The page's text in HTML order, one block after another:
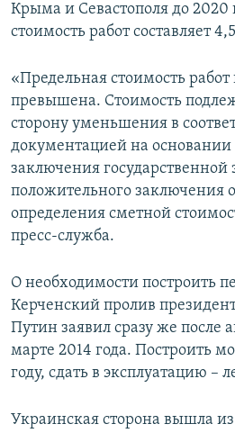
Крыма и Севастополя до 2020
стоимость работ составляет
«Предельная стоимость
превышена. Стоимость
сторону уменьшения в
документацией на основании
заключения государственной
положительного заключения
определения сметной
пресс-служба.
О необходимости построить
Керченский пролив
Путин заявил сразу же после
марте 2014 года. Построить
году, сдать в эксплуатацию –
Украинская сторона вышла из